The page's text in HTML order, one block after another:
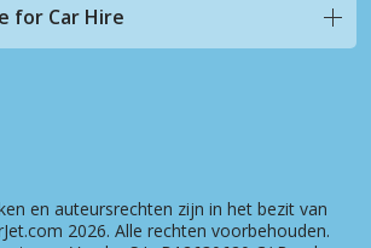
for Car Hire
en auteursrechten zijn in het bezit van
2026. Alle rechten voorbehouden.